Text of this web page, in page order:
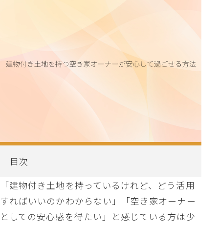
目次
「建物付き土地を持っているけれど、どう活用
すればいいのかわからない」「空き家オーナー
としての安心感を得たい」と感じている方は少